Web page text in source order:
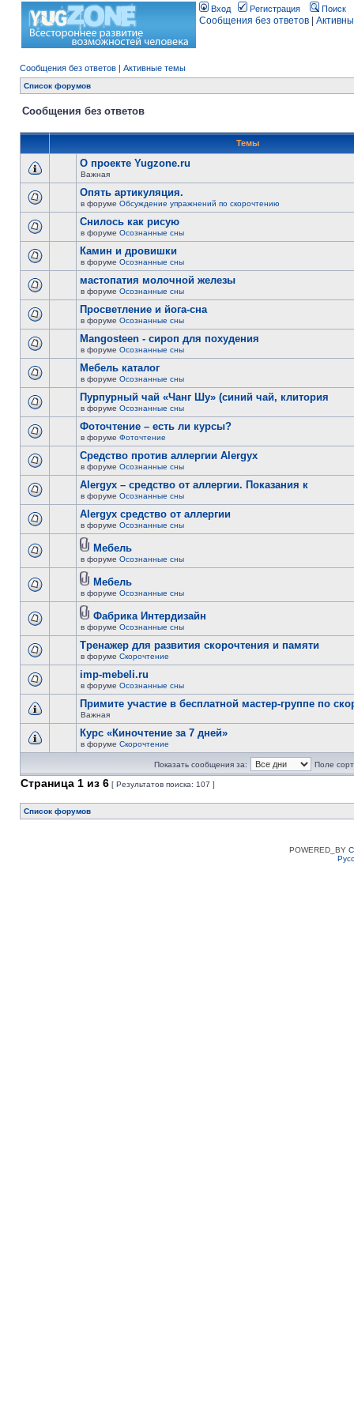
Вход Регистрация Поиск
Сообщения без ответов
Сообщения без ответов | Активные темы
Список форумов
Сообщения без ответов
Темы
О проекте Yugzone.ru
Важная
Опять артикуляция.
в форуме Обсуждение упражнений по скорочтению
Снилось как рисую
в форуме Осознанные сны
Камин и дровишки
в форуме Осознанные сны
мастопатия молочной железы
в форуме Осознанные сны
Просветление и йога-сна
в форуме Осознанные сны
Mangosteen - сироп для похудения
в форуме Осознанные сны
Мебель каталог
в форуме Осознанные сны
Пурпурный чай «Чанг Шу» (синий чай, клитория
в форуме Осознанные сны
Фоточтение – есть ли курсы?
в форуме Фоточтение
Cредство против аллергии Alergyx
в форуме Осознанные сны
Alergyx – средство от аллергии. Показания к
в форуме Осознанные сны
Alergyx средство от аллергии
в форуме Осознанные сны
Мебель
в форуме Осознанные сны
Мебель
в форуме Осознанные сны
Фабрика Интердизайн
в форуме Осознанные сны
Тренажер для развития скорочтения и памяти
в форуме Скорочтение
imp-mebeli.ru
в форуме Осознанные сны
Примите участие в бесплатной мастер-группе по
Важная
Курс «Киночтение за 7 дней»
в форуме Скорочтение
Показать сообщения за: Поле
Страница 1 из 6 [ Результатов поиска: 107 ]
Список форумов
POWERED_BY